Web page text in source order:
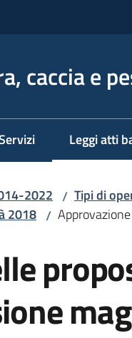
caccia e
Leggi atti
Menu
2022 / Tipi di
2018 /